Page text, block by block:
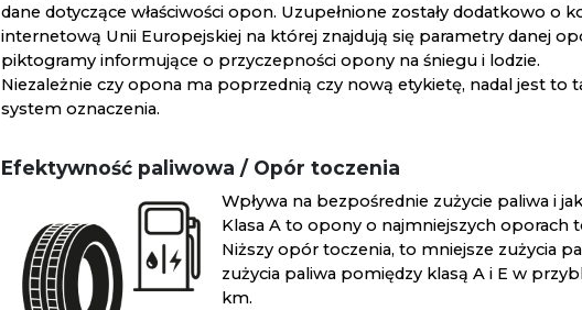
dane dotyczące właściwości opon. Uzupełnione zostały dodatkowo o
internetową Unii Europejskiej na której znajdują się parametry danej
piktogramy informujące o przyczepności opony na śniegu i lodzie.
Niezależnie czy opona ma poprzednią czy nową etykietę, nadal jest to
system oznaczenia.
Efektywność paliwowa / Opór toczenia
Wpływa na bezpośrednie zużycie paliwa i
Klasa A to opony o najmniejszych oporach
Niższy opór toczenia, to mniejsze zużycia
zużycia paliwa pomiędzy klasą A i E w
km.